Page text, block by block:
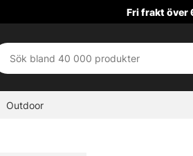
Fri frakt över
Outdoor